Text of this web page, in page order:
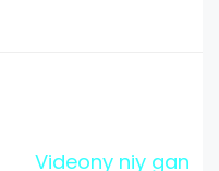
Videony niy gan